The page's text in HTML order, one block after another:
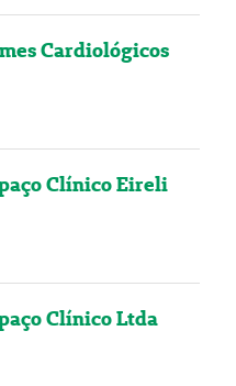
Cardiológicos
Clínico Eireli
Clínico Ltda